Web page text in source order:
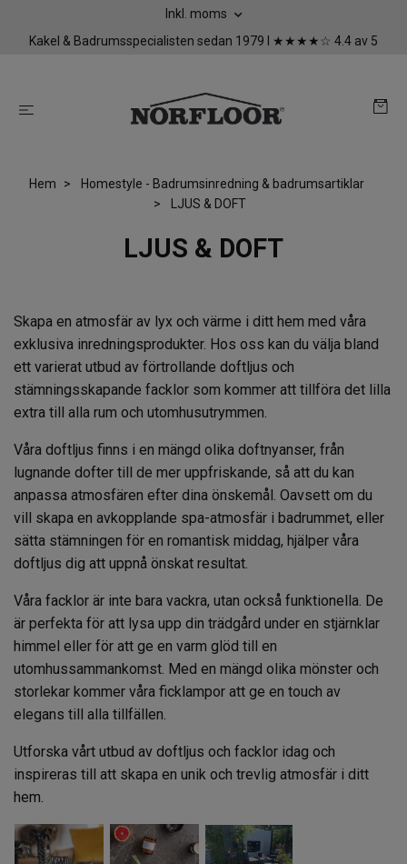
Inkl. moms
Kakel & Badrumsspecialisten sedan 1979 I ★★★★☆ 4.4 av 5
Hem
Homestyle - Badrumsinredning & badrumsartiklar
LJUS & DOFT
LJUS & DOFT
Skapa en atmosfär av lyx och värme i ditt hem med våra
exklusiva inredningsprodukter. Hos oss kan du välja bland
ett varierat utbud av förtrollande doftljus och
stämningsskapande facklor som kommer att tillföra det lilla
extra till alla rum och utomhusutrymmen.
Våra doftljus finns i en mängd olika doftnyanser, från
lugnande dofter till de mer uppfriskande, så att du kan
anpassa atmosfären efter dina önskemål. Oavsett om du
vill skapa en avkopplande spa-atmosfär i badrummet, eller
sätta stämningen för en romantisk middag, hjälper våra
doftljus dig att uppnå önskat resultat.
Våra facklor är inte bara vackra, utan också funktionella. De
är perfekta för att lysa upp din trädgård under en stjärnklar
himmel eller för att ge en varm glöd till en
utomhussammankomst. Med en mängd olika mönster och
storlekar kommer våra ficklampor att ge en touch av
elegans till alla tillfällen.
Utforska vårt utbud av doftljus och facklor idag och
inspireras till att skapa en unik och trevlig atmosfär i ditt
hem.